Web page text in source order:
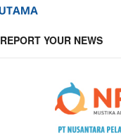
REPORT YOUR NEWS